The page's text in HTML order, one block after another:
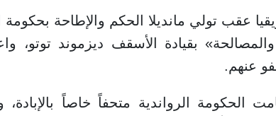
عقب تولي مانديلا الحكم والإطاحة
بقيادة الأسقف ديزموند توتو،
عنهم.
الحكومة الرواندية متحفاً خاصاً